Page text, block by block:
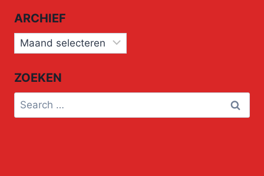
ARCHIEF
Archief
ZOEKEN
Search
for: